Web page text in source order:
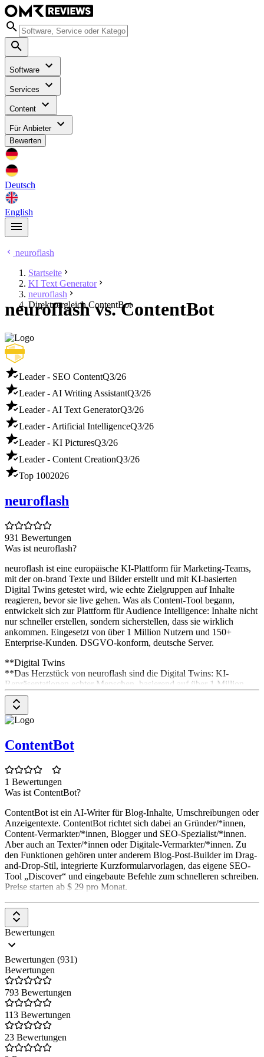
Software
Services
Content
Für Anbieter
Bewerten
Deutsch
English
neuroflash
Startseite
KI Text Generator
neuroflash
Direktvergleich ContentBot
neuroflash vs. ContentBot
Leader - SEO ContentQ3/26
Leader - AI Writing AssistantQ3/26
Leader - AI Text GeneratorQ3/26
Leader - Artificial IntelligenceQ3/26
Leader - KI PicturesQ3/26
Leader - Content CreationQ3/26
Top 1002026
neuroflash
931 Bewertungen
Was ist neuroflash?
neuroflash ist eine europäische KI-Plattform für Marketing-Teams,
mit der on-brand Texte und Bilder erstellt und mit KI-basierten
Digital Twins getestet wird, wie echte Zielgruppen auf Inhalte
reagieren, bevor sie live gehen. Was als Content-Tool begann,
entwickelt sich zur Plattform für Audience Intelligence: Inhalte nicht
nur schneller erstellen, sondern sicherstellen, dass sie wirklich
ankommen. Eingesetzt von über 1 Million Nutzern und 150+
Enterprise-Kunden. DSGVO-konform, deutsche Server.
**Digital Twins
**Das Herzstück von neuroflash sind die Digital Twins: KI-
Repräsentationen echter Menschen, basierend auf über 1 Million
verifizierten Profilen aus realen Befragungen. Statt wochenlang auf
Marktforschung zu warten, befragst du sie direkt zu Kampagnen,
Headlines oder Strategien und bekommst Feedback aus Sicht deiner
Zielgruppe mit 85 bis 98 Prozent Vorhersagegenauigkeit. Validiert
Marken.
Brand Hub
Im Brand Hub bestimmst du, wie deine Texte klingen. Stelle sicher,
dass dein Content auf deine Marke optimiert ist, indem du eine
Brand Voice anlegst und diese mit Wissen über deine Marke oder
dein Unternehmen füllst. Außerdem kannst du Informationen
hochladen, z.B. über ein bestimmtes Produkt oder einfach nur noch
mehr Hintergrundwissen. Die KI wendet das alles beim Generieren
der Texte an - für on-brand Content immer und überall!
ChatFlash
Deine Nr.1 Alternative zu ChatGPT. In ChatFlash kannst du lange
Texte im Chat erstellen und dabei Vorlagen zur Erstellung der
Inhalte verwenden. Verwende zudem eine Brand Voice z.B. deine
Unternehmensmarke und fülle diese mit Markenwerten auf.
Dadurch antwortet ChatFlash in der Stimme der
Unternehmensmarke und kann die Inhalte noch einfacher
personalisieren. Wenn die zugehörige Browser Extension
heruntergeladen ist, kann ChatFlash sogar auf jeder beliebigen
Website verwendet werden.
Inhalte erstellen
neuroflash bietet über 100 Content Vorlagen, die in wenigen
Sekunden Texte in 21 verschiedenen Sprachen verfassen können.
Das Tool bietet unter anderem Workflows für SEO Blogartikel oder
ganze Social Media Posts an. Du findest aber auch Vorlagen für
ContentBot
1 Bewertungen
Was ist ContentBot?
ContentBot ist ein AI-Writer für Blog-Inhalte, Umschreibungen oder
Anzeigentexte. ContentBot richtet sich dabei an Gründer/*innen,
Content-Vermarkter/*innen, Blogger und SEO-Spezialist/*innen.
Aber auch an Texter/*innen oder Digitale-Vermarkter/*innen. Zu
den Funktionen gehören unter anderem Blog-Post-Builder im Drag-
and-Drop-Stil, integrierte Kurzformularvorlagen, das eigene SEO-
Tool „Discover“ und eingebaute Befehle zum schnelleren schreiben.
Preise starten ab $ 29 pro Monat.
Bewertungen
Bewertungen (931)
Bewertungen
793 Bewertungen
113 Bewertungen
23 Bewertungen